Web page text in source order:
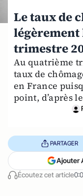
Le taux de
légèrement
trimestre
Au quatrième
taux de
en France
point, d’après
Écoutez cet article
PARTAGER
Ajouter